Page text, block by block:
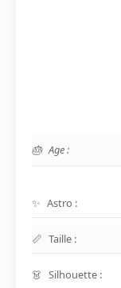
Age :
Astro :
Taille :
Silhouette :